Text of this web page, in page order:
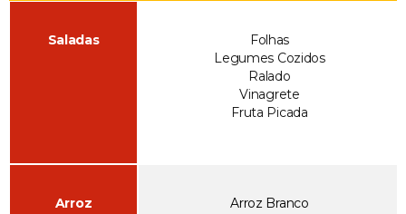
Saladas
Folhas
Legumes Cozidos
Ralado
Vinagrete
Fruta Picada
Arroz Arroz Branco